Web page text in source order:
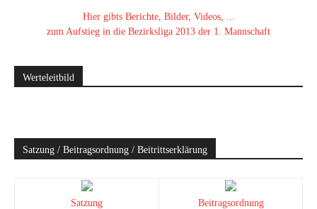
Hier gibts Berichte, Bilder, Videos, ...
zum Aufstieg in die Bezirksliga 2013 der 1. Mannschaft
Werteleitbild
Satzung / Beitragsordnung / Beitrittserklärung
Satzung Beitragsordnung